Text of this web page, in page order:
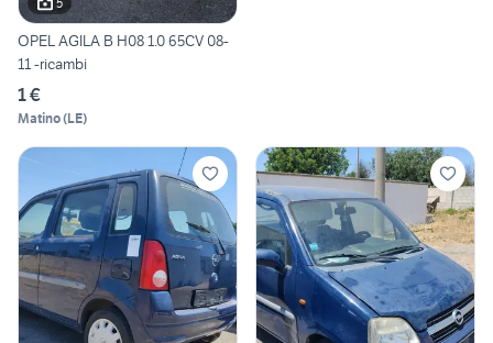
OPEL AGILA B H08 1.0 65CV 08-
11 -ricambi
1 €
Matino(LE)